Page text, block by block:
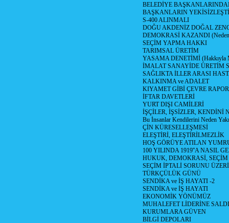
BELEDİYE
BAŞKANLARIN
S-400 ALINMALI
DOĞU AKDENİZ DOĞAL
DEMOKRASİ KAZANDI (Neden
SEÇİM YAPMA HAKKI
TARIMSAL ÜRETİM
YASAMA DENETİMİ (Hakkıyla
İMALAT SANAYİDE ÜRETİM
SAĞLIKTA İLLER ARASI
KALKINMA ve ADALET
KIYAMET GİBİ ÇEVRE
İFTAR DAVETLERİ
YURT DIŞI CAMİLERİ
İŞÇİLER, İŞSİZLER, KENDİNİ
Bu İnsanlar Kendilerini Neden
ÇİN KÜRESELLEŞMESİ
ELEŞTİRİ, ELEŞTİRİLMEZLİK
HOŞ GÖRÜYE ATILAN
100 YILINDA 1919''A NASIL
HUKUK, DEMOKRASİ, SEÇİM
SEÇİM İPTALİ SORUNU
TÜRKÇÜLÜK GÜNÜ
SENDİKA ve İŞ HAYATI -2
SENDİKA ve İŞ HAYATI
EKONOMİK YÖNÜMÜZ
MUHALEFET LİDERİNE
KURUMLARA GÜVEN
BİLGİ DEPOLARI